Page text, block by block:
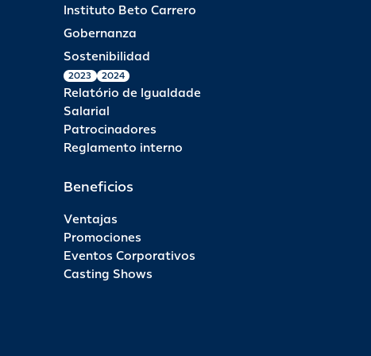
Instituto Beto Carrero
Gobernanza
Sostenibilidad
2023 2024
Relatório de Igualdade
Salarial
Patrocinadores
Reglamento interno
Beneficios
Ventajas
Promociones
Eventos Corporativos
Casting Shows